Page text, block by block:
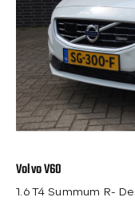
Volvo V60
1.6 T4 Summum R-